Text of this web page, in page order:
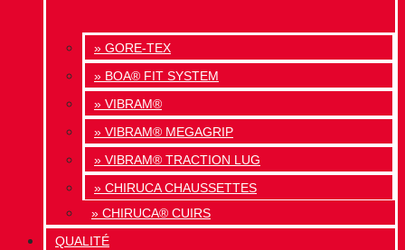
» GORE-TEX
» BOA® FIT SYSTEM
» VIBRAM®
» VIBRAM® MEGAGRIP
» VIBRAM® TRACTION LUG
» CHIRUCA CHAUSSETTES
» CHIRUCA® CUIRS
QUALITÉ